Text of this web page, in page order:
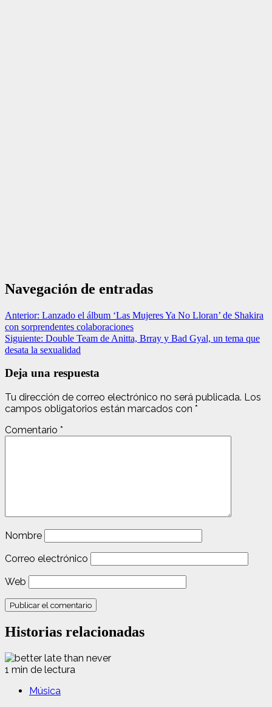
Navegación de entradas
Anterior: Lanzado el álbum ‘Las Mujeres Ya No Lloran’ de Shakira
con sorprendentes colaboraciones
Siguiente: Double Team de Anitta, Brray y Bad Gyal, un tema que
desata la sexualidad
Deja una respuesta
Tu dirección de correo electrónico no será publicada. Los
campos obligatorios están marcados con *
Comentario *
Nombre
Correo electrónico
Web
Historias relacionadas
1 min de lectura
Música